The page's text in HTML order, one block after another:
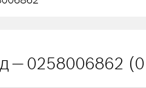
— 0258006862